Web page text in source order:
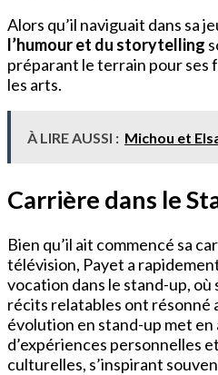
Alors qu’il naviguait dans sa
l’humour et du storytelling
préparant le terrain pour ses
les arts.
À LIRE AUSSI : Michou et
Carrière dans le
Bien qu’il ait commencé sa
télévision, Payet a
vocation dans le stand-up, où
récits relatables ont résonné
évolution en stand-up met en
d’expériences personnelles
culturelles, s’inspirant